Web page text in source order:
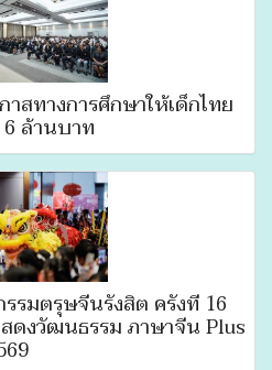
สทางการศึกษาให้เด็กไทย
ล้านบาท
รมตรุษจีนรังสิต ครั้งที่ 16
ดงวัฒนธรรม ภาษาจีน Plus